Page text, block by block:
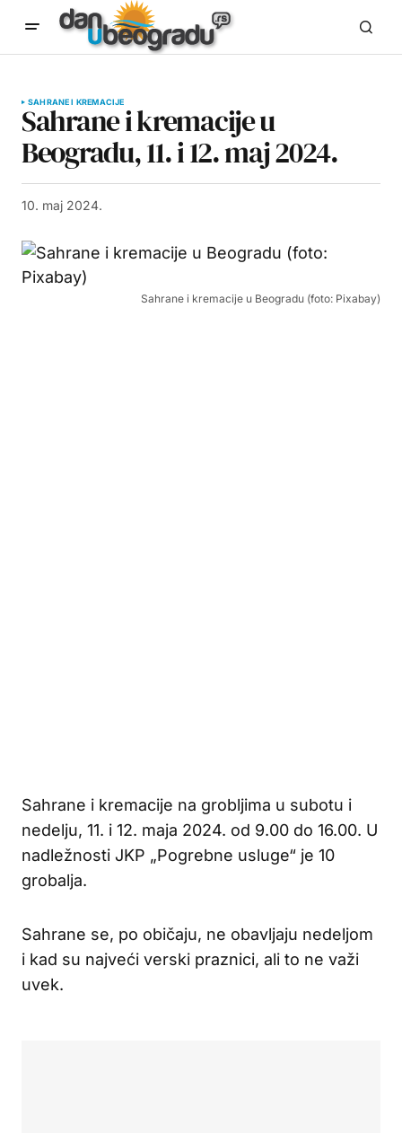
SAHRANE I KREMACIJE
Sahrane i kremacije u
Beogradu, 11. i 12. maj 2024.
10. maj 2024.
Sahrane i kremacije u Beogradu (foto: Pixabay)
Sahrane i kremacije na grobljima u subotu i
nedelju, 11. i 12. maja 2024. od 9.00 do 16.00. U
nadležnosti JKP „Pogrebne usluge“ je 10
grobalja.
Sahrane se, po običaju, ne obavljaju nedeljom
i kad su najveći verski praznici, ali to ne važi
uvek.